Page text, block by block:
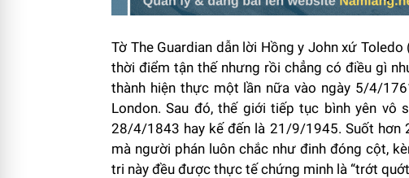
Tờ The Guardian dẫn lời Hồng y John xứ
thời điểm tận thế nhưng rồi chẳng có điều gì
thành hiện thực một lần nữa vào ngày 5/4/
London. Sau đó, thế giới tiếp tục bình yên vô
28/4/1843 hay kế đến là 21/9/1945. Suốt
mà người phán luôn chắc như đinh đóng cột,
tri này đều được thực tế chứng minh là “trớt